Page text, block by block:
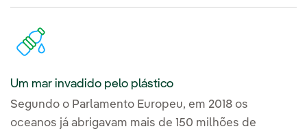
Um mar invadido pelo plástico
Segundo o Parlamento Europeu, em 2018 os
oceanos já abrigavam mais de 150 milhões de